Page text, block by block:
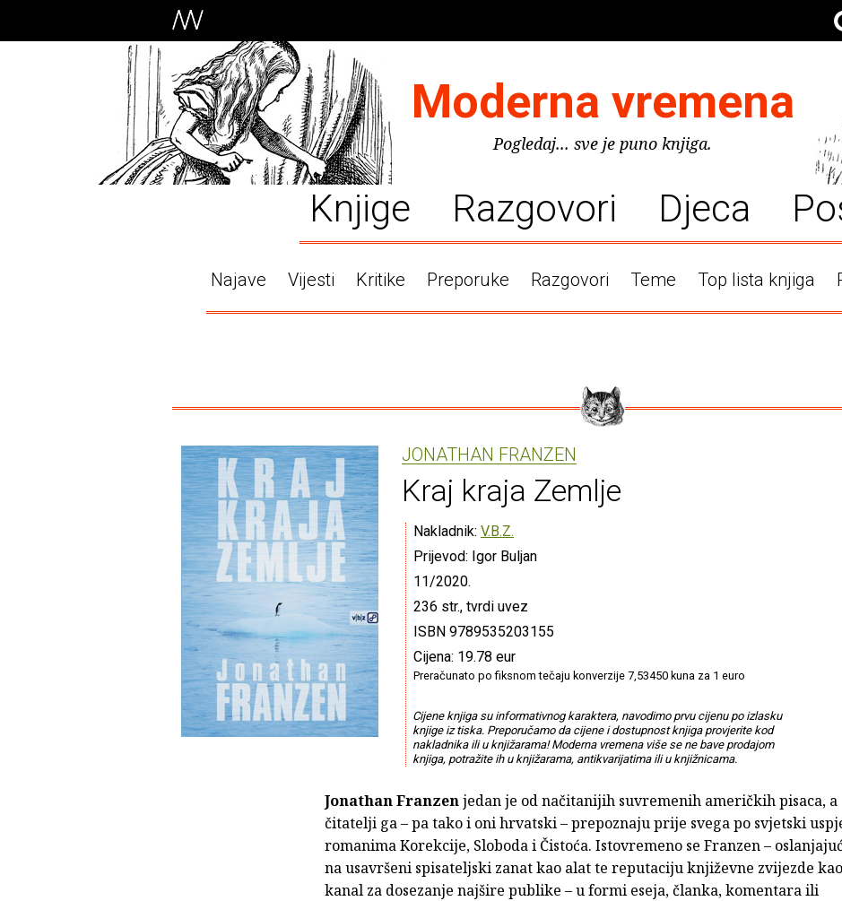
Moderna vremena
Pogledaj... sve je puno knjiga.
Knjige Razgovori Djeca
Najave Vijesti Kritike Preporuke Razgovori Teme Top lista knjiga
JONATHAN FRANZEN
Kraj kraja Zemlje
Nakladnik: V.B.Z.
Prijevod: Igor Buljan
11/2020.
236 str., tvrdi uvez
ISBN 9789535203155
Cijena: 19.78 eur
Preračunato po fiksnom tečaju konverzije 7,53450 kuna za 1 euro
Cijene knjiga su informativnog karaktera, navodimo prvu cijenu po izlasku
knjige iz tiska. Preporučamo da cijene i dostupnost knjiga provjerite kod
nakladnika ili u knjižarama! Moderna vremena više se ne bave prodajom
knjiga, potražite ih u knjižarama, antikvarijatima ili u knjižnicama.
Jonathan Franzenjedan je od načitanijih suvremenih američkih pisaca, a
čitatelji ga – pa tako i oni hrvatski – prepoznaju prije svega po svjetski
romanima Korekcije, Sloboda i Čistoća. Istovremeno se Franzen –
na usavršeni spisateljski zanat kao alat te reputaciju književne zvijezde kao
kanal za dosezanje najšire publike – u formi eseja, članka, komentara ili